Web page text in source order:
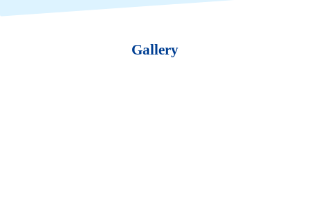
Gallery